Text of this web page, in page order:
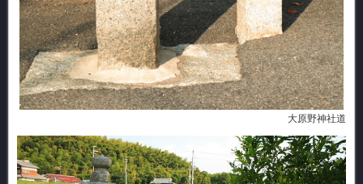
大原野神社道